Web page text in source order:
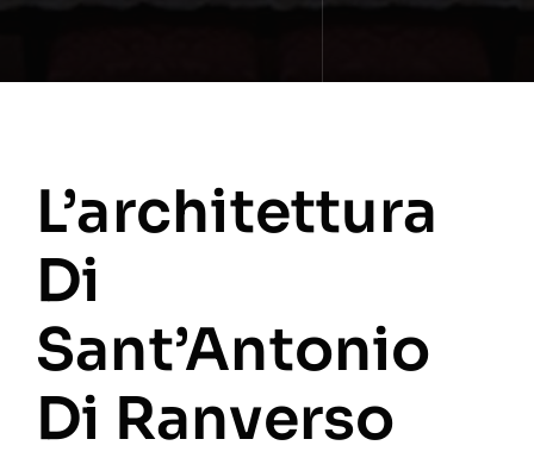
L’architettura
Di
Sant’Antonio
Di Ranverso